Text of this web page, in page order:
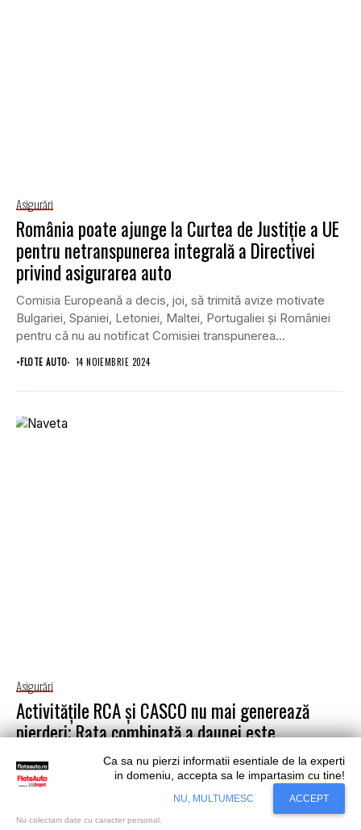
Asigurări
România poate ajunge la Curtea de Justiţie a UE
pentru netranspunerea integrală a Directivei
privind asigurarea auto
Comisia Europeană a decis, joi, să trimită avize motivate
Bulgariei, Spaniei, Letoniei, Maltei, Portugaliei şi României
pentru că nu au notificat Comisiei transpunerea...
•FLOTE AUTO 14 NOIEMBRIE 2024
Asigurări
Activitățile RCA și CASCO nu mai generează
pierderi; Rata combinată a daunei este
Începând cu anul 2022, activitățile RCA și CASCO par să nu
mai genereze pierderi, rata combinată a daunei fiind mai
mică de 100%,...
Situl nostru utilizeaza cookies. Ce inseamna
Accept
Ca sa nu pierzi informatii esentiale de la experti
in domeniu, accepta sa le impartasim cu tine!
NU, MULTUMESC ACCEPT
Nu colectam date cu caracter personal.